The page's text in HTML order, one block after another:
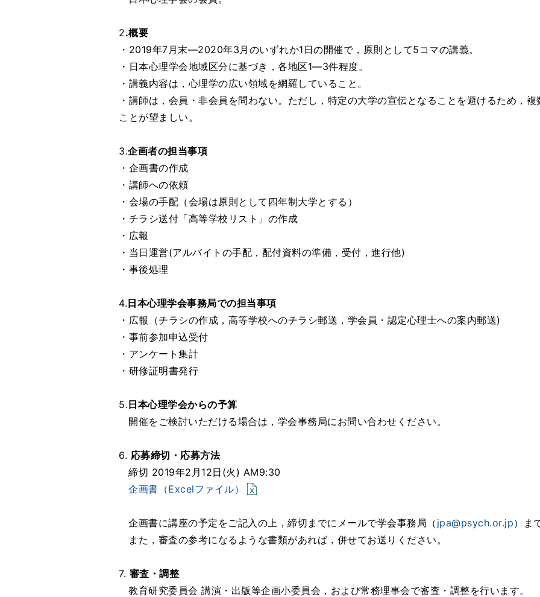
2.概要
・2019年7月末―2020年3月のいずれか1日の開催で，原則として5コマの講義。
・日本心理学会地域区分に基づき，各地区1―3件程度。
・講義内容は，心理学の広い領域を網羅していること。
・講師は，会員・非会員を問わない。ただし，特定の大学の宣伝となることを避けるため，
ことが望ましい。
3.企画者の担当事項
・企画書の作成
・講師への依頼
・会場の手配（会場は原則として四年制大学とする）
・チラシ送付「高等学校リスト」の作成
・広報
・当日運営(アルバイトの手配，配付資料の準備，受付，進行他)
・事後処理
4.日本心理学会事務局での担当事項
・広報（チラシの作成，高等学校へのチラシ郵送，学会員・認定心理士への案内郵送)
・事前参加申込受付
・アンケート集計
・研修証明書発行
5.日本心理学会からの予算
開催をご検討いただける場合は，学会事務局にお問い合わせください。
6. 応募締切・応募方法
締切 2019年2月12日(火) AM9:30
企画書（Excelファイル）
企画書に講座の予定をご記入の上，締切までにメールで学会事務局（ jpa@psych.or.jp）ま
また，審査の参考になるような書類があれば，併せてお送りください。
7. 審査・調整
教育研究委員会 講演・出版等企画小委員会，および常務理事会で審査・調整を行います。